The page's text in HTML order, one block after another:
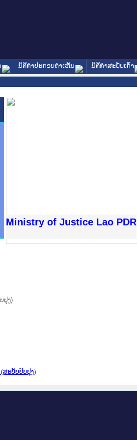
ນິຕິກໍາປະກອບຄໍາເຫັນ ນິຕິກໍາສະບັບເກົ່າ
Ministry of Justice Lao PDR
ປຸງ)
ະບັບປັບປຸງ)